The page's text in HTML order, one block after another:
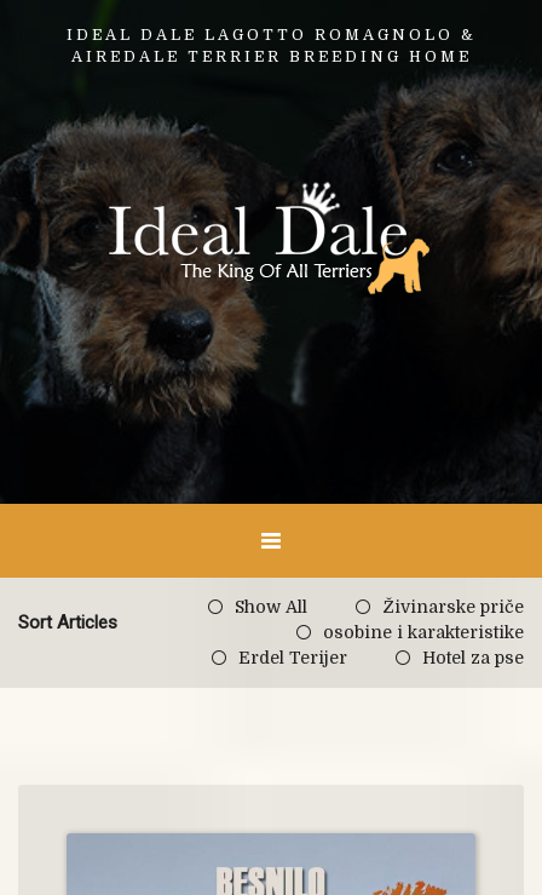
IDEAL DALE LAGOTTO ROMAGNOLO &
AIREDALE TERRIER BREEDING HOME
Sort Articles
Show All
Živinarske priče
osobine i karakteristike
Erdel Terijer
Hotel za pse